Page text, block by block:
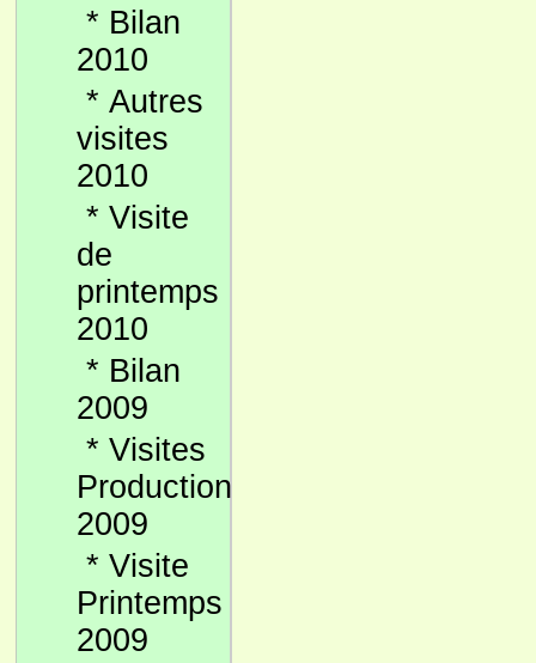
* Bilan
2010
* Autres
visites
2010
* Visite
de
printemps
2010
* Bilan
2009
* Visites
Production
2009
* Visite
Printemps
2009